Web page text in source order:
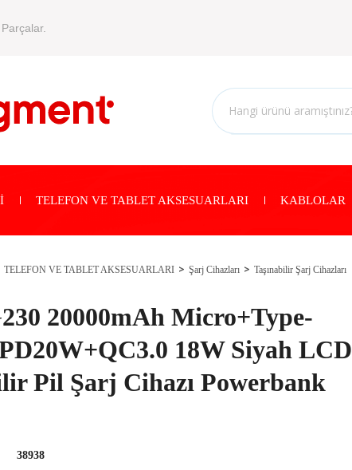
TELEFON VE TABLET AKSESUARLARI KABLOLAR
TELEFON VE TABLET AKSESUARLARI Şarj Cihazları Taşınabilir Şarj Cihazları
20000mAh Micro+Type-
18W Siyah LCD
Pil Şarj Cihazı Powerbank
38938